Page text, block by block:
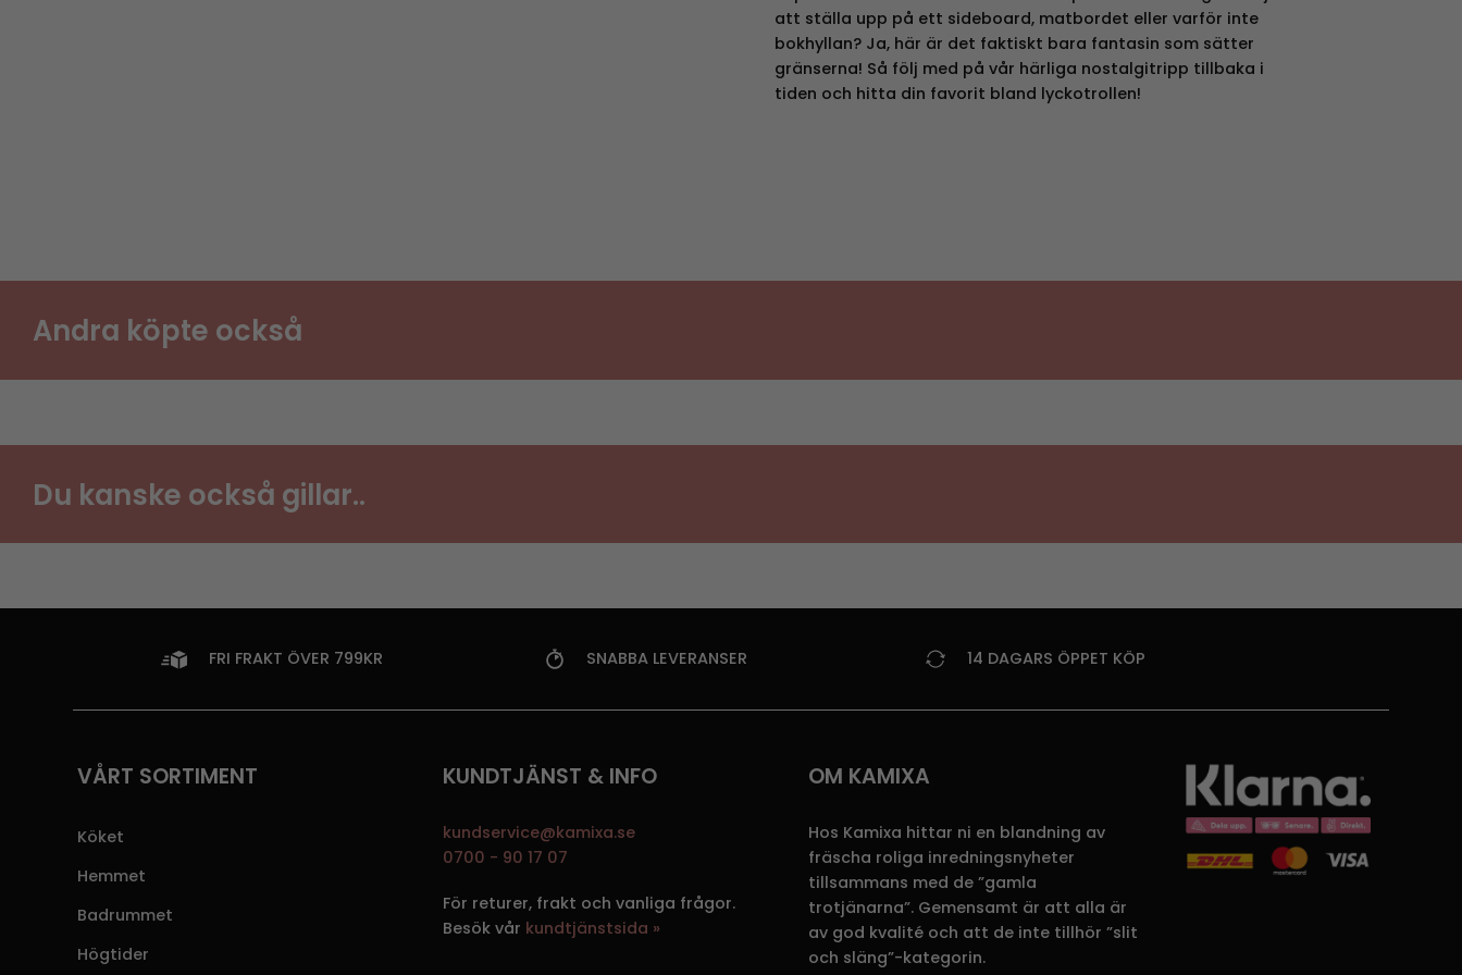
att ställa upp på ett sideboard, matbordet eller varför inte
bokhyllan? Ja, här är det faktiskt bara fantasin som sätter
gränserna! Så följ med på vår härliga nostalgitripp tillbaka i
tiden och hitta din favorit bland lyckotrollen!
Andra köpte också
Du kanske också gillar..
FRI FRAKT ÖVER 799KR SNABBA LEVERANSER 14 DAGARS ÖPPET KÖP
VÅRT SORTIMENT
Köket
Hemmet
Badrummet
Högtider
KUNDTJÄNST & INFO
kundservice@kamixa.se
0700 - 90 17 07
För returer, frakt och vanliga frågor.
Besök vår kundtjänstsida »
OM KAMIXA
Hos Kamixa hittar ni en blandning av
fräscha roliga inredningsnyheter
tillsammans med de ”gamla
trotjänarna”. Gemensamt är att alla är
av god kvalité och att de inte tillhör ”slit
och släng”-kategorin.